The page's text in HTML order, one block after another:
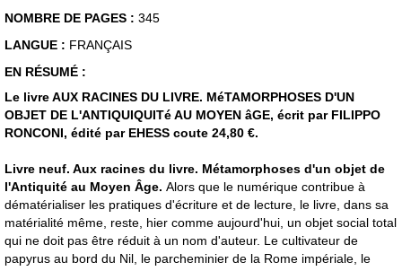
NOMBRE DE PAGES : 345
LANGUE : FRANÇAIS
EN RÉSUMÉ :
Le livre AUX RACINES DU LIVRE. MéTAMORPHOSES D'UN
OBJET DE L'ANTIQUIQUITé AU MOYEN âGE, écrit par FILIPPO
RONCONI, édité par EHESS coute 24,80 €.
Livre neuf. Aux racines du livre. Métamorphoses d'un objet de
l'Antiquité au Moyen Âge. Alors que le numérique contribue à
dématérialiser les pratiques d'écriture et de lecture, le livre, dans sa
matérialité même, reste, hier comme aujourd'hui, un objet social total
qui ne doit pas être réduit à un nom d'auteur. Le cultivateur de
papyrus au bord du Nil, le parcheminier de la Rome impériale, le